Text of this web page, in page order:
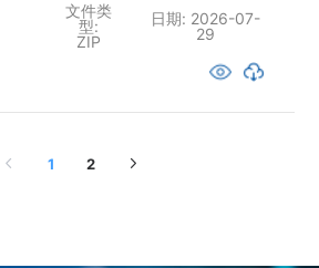
文件类
型:
ZIP
日期: 2026-07-
29
1 2